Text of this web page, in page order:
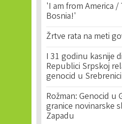
'I am from America /
Bosnia!'
Žrtve rata na meti
I 31 godinu kasnije
Republici Srpskoj
genocid u Srebrenici
Rožman: Genocid u
granice novinarske
Zapadu